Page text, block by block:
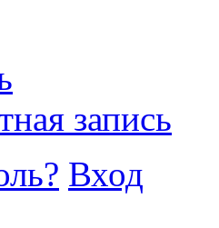
запись
Вход